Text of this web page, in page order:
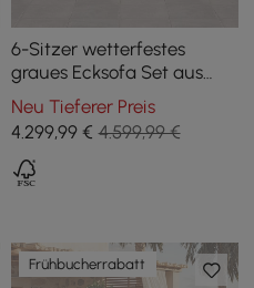
6-Sitzer wetterfestes
graues Ecksofa Set aus
Aluminium und Teakholz
Neu Tieferer Preis
4.299,99€ 4.599,99 €
Frühbucherrabatt